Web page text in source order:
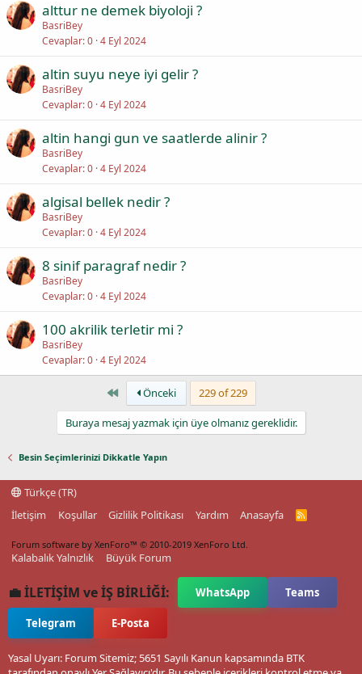
alttur ne demek biyoloji ?
BasriBey
Cevaplar 0 4 Eyl 2024
altin suyu neye iyi gelir ?
BasriBey
Cevaplar 0 4 Eyl 2024
altin hangi gun ve saatlerde alinir ?
BasriBey
Cevaplar 0 4 Eyl 2024
algisal bellek nedir ?
BasriBey
Cevaplar 0 4 Eyl 2024
8 sinif paragraf nedir ?
BasriBey
Cevaplar 0 4 Eyl 2024
100 akrilik terletir mi ?
BasriBey
Cevaplar 0 4 Eyl 2024
First Önceki 229 of 229
Buraya mesaj yazmak için üye olmanız gereklidir.
Besin Seçimlerinizi Dikkatle Yapın
Türkçe (TR)
İletişim
Koşullar Gizlilik Politikası Yardım Anasayfa
R
Forum software by XenForo™ © 2010-2019 XenForo Ltd.
Kalabalık Yalnızlık Büyük Forum
💼 İLETİŞİM ve İŞ BİRLİĞİ: WhatsApp Teams
Telegram E-Posta
Yasal Uyarı: Forum Sitemiz; 5651 Sayılı Kanun kapsamında BTK